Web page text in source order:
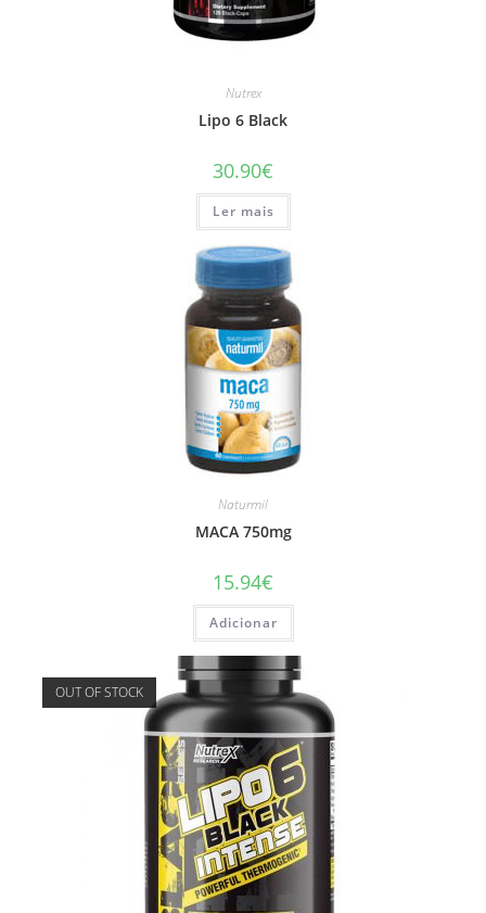
Nutrex
Lipo 6 Black
30.90€
Ler mais
Naturmil
MACA 750mg
15.94€
Adicionar
OUT OF STOCK